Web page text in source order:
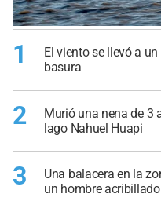
1
El viento se llevó a
basura
2
Murió una nena de 3
lago Nahuel Huapi
3
Una balacera en la
un hombre acribillado